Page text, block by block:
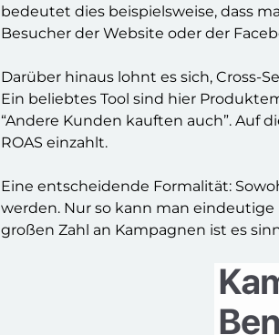
bedeutet dies beispielsweise, dass
Besucher der Website oder der
Darüber hinaus lohnt es sich, Cross-
Ein beliebtes Tool sind hier
“Andere Kunden kauften auch”. Auf
ROAS einzahlt.
Eine entscheidende Formalität:
werden. Nur so kann man
großen Zahl an Kampagnen ist es